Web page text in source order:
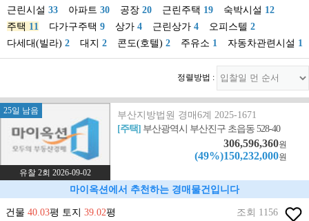
근린시설 33 아파트 30 공장 20 근린주택 19 숙박시설 12
주택 11 다가구주택 9 상가 4 근린상가 4 오피스텔 2
다세대(빌라) 2 대지 2 콘도(호텔) 2 주유소 1 자동차관련시설 1
정렬방법 :
25일 남음
유찰 2회 2026-09-02
부산지방법원 경매6계 2025-1671
[주택] 부산광역시 부산진구 초읍동 528-40
306,596,360원
(49%)150,232,000원
마이옥션에서 추천하는 경매물건입니다
건물 40.03평 토지 39.02평 조회 1156